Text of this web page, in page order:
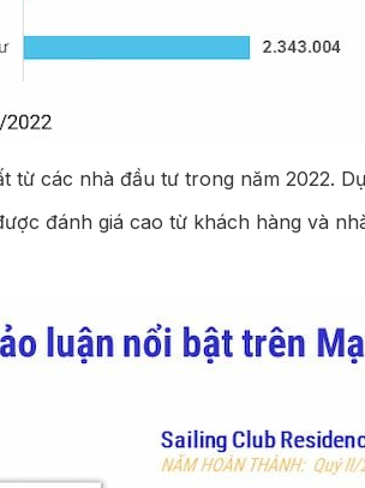
từ các nhà đầu tư trong năm 2022.
đánh giá cao từ khách hàng và